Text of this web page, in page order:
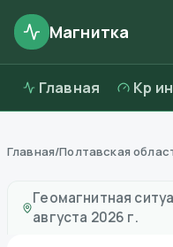
Магнитка
Главная Kp
Главная/Полтавская
Геомагнитная
августа 2026 г.